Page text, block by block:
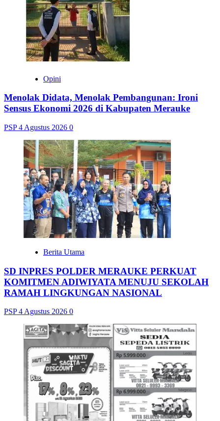
Opini
Menolak Didata, Menolak Pembangunan: Ironi
Sensus Ekonomi 2026 di Kabupaten Merauke
PSP4 Agustus 2026 0
Berita Utama
SD INPRES POLDER MERAUKE PERKUAT
KOMITMEN ADIWIYATA MENUJU SEKOLAH
RAMAH LINGKUNGAN NASIONAL
PSP4 Agustus 2026 0